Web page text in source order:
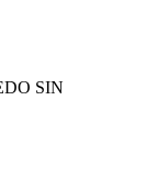
SIN